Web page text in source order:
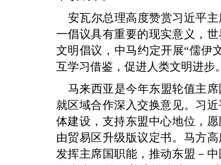
安瓦尔总理高度赞赏习近平
一倡议具有重要的现实意义，
文明倡议，中马约定开展“儒伊
互学习借鉴，促进人类文明进步
马来西亚是今年东盟轮值主
就区域合作深入交换意见。习
体建设，支持东盟中心地位，
由贸易区升级版议定书。马方
发挥主席国职能，推动东盟－